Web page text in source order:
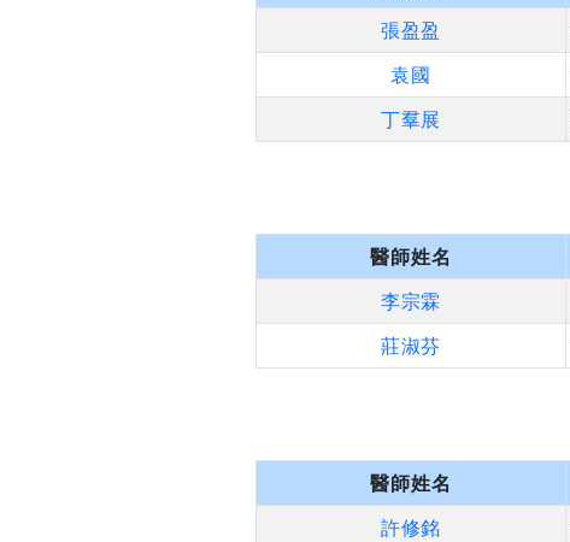
張盈盈
袁國
丁羣展
醫師姓名
李宗霖
莊淑芬
醫師姓名
許修銘